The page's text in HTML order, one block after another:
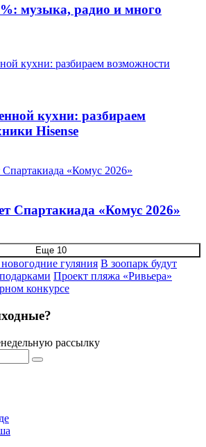
музыка, радио и много
кухни: разбираем
Hisense
Спартакиада «Комус 2026»
Еще 10
гуляния В зоопарк будут
Проект пляжа «Ривьера»
конкурсе
рассылку